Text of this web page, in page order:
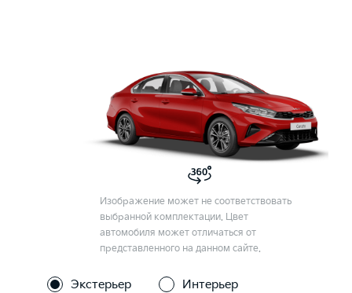
Изображение может не соответствовать
выбранной комплектации. Цвет
автомобиля может отличаться от
представленного на данном сайте.
Экстерьер Интерьер